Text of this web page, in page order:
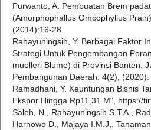
Purwanto, A. Pembuatan Brem
(Amorphophallus Omcophyllus
(2014):16-28.
Rahayuningsih, Y. Berbagai Faktor
Strategi Untuk Pengembangan
muelleri Blume) di Provinsi Banten.
Pembangunan Daerah. 4(2), (2020):
Ramadhani, Y. Keuntungan Bisnis
Ekspor Hingga Rp11,31 M", https://
Saleh, N., Rahayuningsih S.T.A.,
Harnowo D., Majaya I.M.J,.